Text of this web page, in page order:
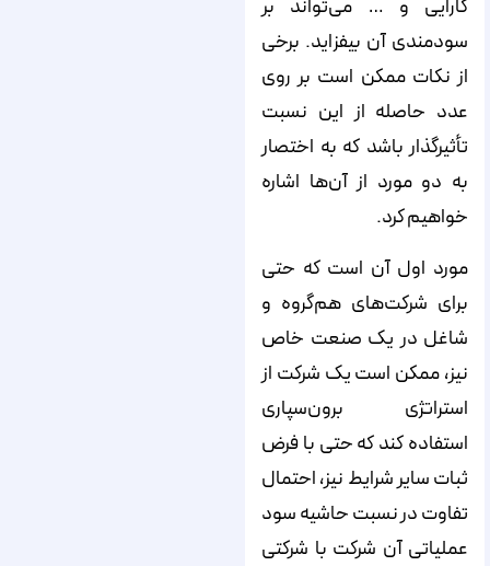
کارایی و … می‌تواند بر
سودمندی آن بیفزاید. برخی
از نکات ممکن است بر روی
عدد حاصله از این نسبت
تأثیرگذار باشد که به‌ اختصار
به دو مورد از آن‌ها اشاره
خواهیم کرد.
مورد اول آن است که حتی
برای شرکت‌های هم‌گروه و
شاغل در یک صنعت خاص
نیز، ممکن است یک شرکت از
استراتژی برون‌سپاری
استفاده کند که حتی با فرض
ثبات سایر شرایط نیز، احتمال
تفاوت در نسبت حاشیه سود
عملیاتی آن شرکت با شرکتی